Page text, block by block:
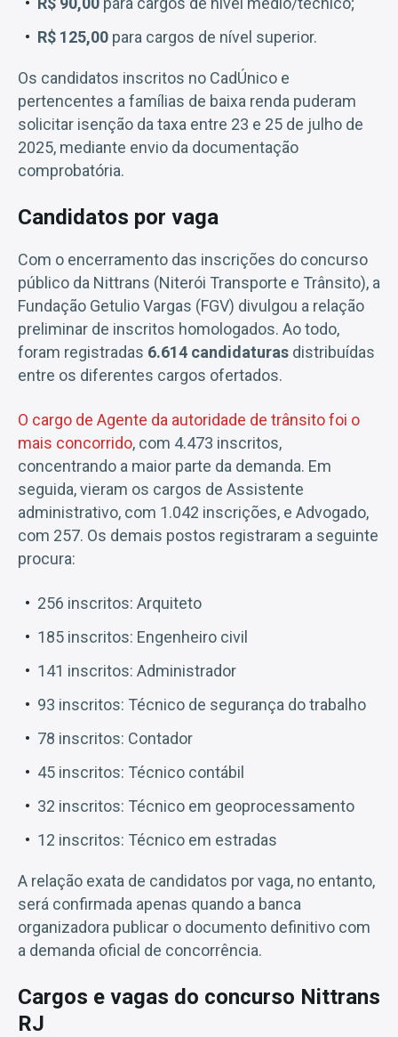
R$ 125,00 para cargos de nível superior.
Os candidatos inscritos no CadÚnico e
pertencentes a famílias de baixa renda puderam
solicitar isenção da taxa entre 23 e 25 de julho de
2025, mediante envio da documentação
comprobatória.
Candidatos por vaga
Com o encerramento das inscrições do concurso
público da Nittrans (Niterói Transporte e Trânsito), a
Fundação Getulio Vargas (FGV) divulgou a relação
preliminar de inscritos homologados. Ao todo,
foram registradas 6.614 candidaturas distribuídas
entre os diferentes cargos ofertados.
O cargo de Agente da autoridade de trânsito foi o
mais concorrido, com 4.473 inscritos,
concentrando a maior parte da demanda. Em
seguida, vieram os cargos de Assistente
administrativo, com 1.042 inscrições, e Advogado,
com 257. Os demais postos registraram a seguinte
procura:
256 inscritos: Arquiteto
185 inscritos: Engenheiro civil
141 inscritos: Administrador
93 inscritos: Técnico de segurança do trabalho
78 inscritos: Contador
45 inscritos: Técnico contábil
32 inscritos: Técnico em geoprocessamento
12 inscritos: Técnico em estradas
A relação exata de candidatos por vaga, no entanto,
será confirmada apenas quando a banca
organizadora publicar o documento definitivo com
a demanda oficial de concorrência.
Cargos e vagas do concurso Nittrans
RJ